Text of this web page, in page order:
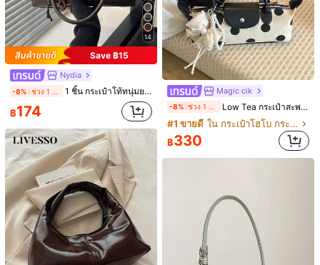
ดูเพิ่มเติม
obainv lemon
4.89 17K ผู้ติดตาม
4.89 17K ผู้ติดตาม
l***7กำลังเรียกดู
4.89
17K ผู้ติดตาม
4.89 17K ผู้ติดตาม
4.89 17K ผู้ติดตาม
4.89 17K ผู้ติดตาม
4.89 17K ผู้ติดตาม
53K+ ชิ้นที่ขายไปเมื่อเร็วๆ นี้ 8K+ ซื้อซ้ำ การเพิ่มขึ้นของผู้ติดต
ร้านค้านี้ได้รับเลือกให้เป็น「ร้านเทรนด์」
กำลังติดตาม ดูสินค้าทั้งหมด
489 ฿449
14
Save ฿15
Nydia
-8% 1 ชิ้น กระเป๋าโท้ทนุ่มยาวพร้อมสายสะพายไหล่คู่ยาว ตกแต่งด้วยตัวล็อคโลหะแบบปม จี้สายถักรูปแบดมินตัน โลโก้อักษรนูน ดีไซน์กระเป๋าถือปมสไตล์สาวอ่อนโยนสำหรับเดินทาง สามารถเปลี่ยนเป็นกระเป๋าสะพายไหล่และกระเป๋าใต้แขน กระเป๋าเดินทางสไตล์มหาวิทยาลัยอเนกประสงค์สำหรับผู้หญิง กระเป๋าโท้ทนุ่มยาว กระเป๋าสะพายไหล่ด้ามคู่ยาว
฿174
Magic cik
-8% ช่วง 1 วันที่ผ่านมา Low Tea กระเป๋าสะพายไหล่ผู้หญิง 1 ชิ้น ลายจุด ผ้า PU สไตล์วินเทจแฟชั่น ทรงเกี๊ยว ดีไซน์หูหิ้วคู่ด้านบน ปิดด้วยกระดุมแป๊ก สายสะพายปรับได้ ใช้สะพายไหล่หรือถือได้ เหมาะสำหรับไปทำงาน กลางแจ้ง ท่องเที่ยว และออกไปข้างนอก (พร้อมจี้ห้อย)
#1 ขายดี
เกือบหมดแล้ว!
#1 ขายดี
เกือบหมดแล้ว!
#1 ขายดี
เกือบหมดแล้ว!
#1 ขายดี ใน กระเป๋าโฮโบ กระเป๋าสะพายผู้หญิง
เกือบหมดแล้ว!
฿330